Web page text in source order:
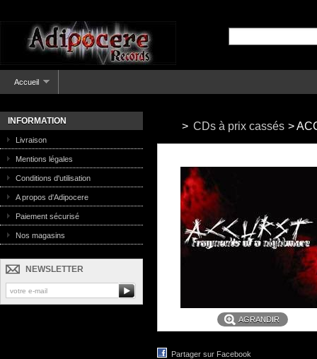
Accueil
INFORMATION
Livraison
Mentions légales
Conditions d'utilisation
A propos d'Adipocere
Paiement sécurisé
Nos magasins
NEWSLETTER
> CDs à prix cassés >
AGRANDIR
Partager sur Facebook